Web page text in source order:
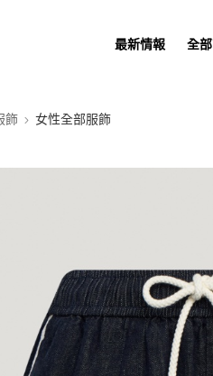
最新情報 全
飾 女性全部服飾